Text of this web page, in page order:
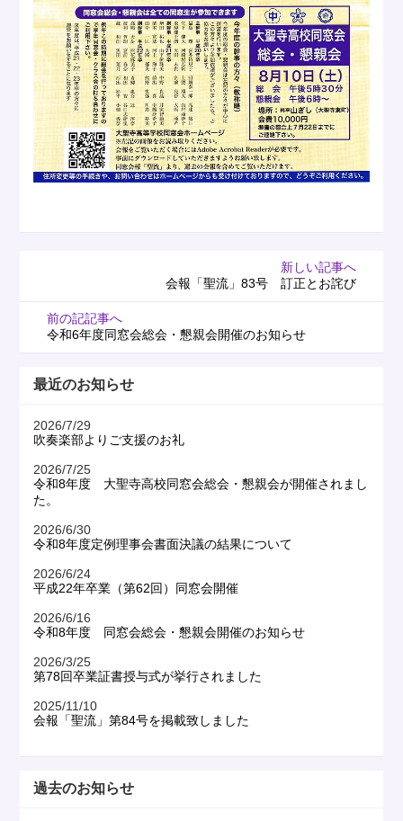
新しい記事へ
会報「聖流」83号 訂正とお詫び
前の記記事へ
令和6年度同窓会総会・懇親会開催のお知らせ
最近のお知らせ
2026/7/29
吹奏楽部よりご支援のお礼
2026/7/25
令和8年度 大聖寺高校同窓会総会・懇親会が開催されまし
た。
2026/6/30
令和8年度定例理事会書面決議の結果について
2026/6/24
平成22年卒業（第62回）同窓会開催
2026/6/16
令和8年度 同窓会総会・懇親会開催のお知らせ
2026/3/25
第78回卒業証書授与式が挙行されました
2025/11/10
会報「聖流」第84号を掲載致しました
過去のお知らせ